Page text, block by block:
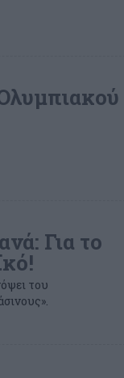
Για το
του